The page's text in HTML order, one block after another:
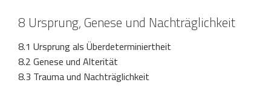
8 Ursprung, Genese und Nachträglichkeit
8.1 Ursprung als Überdeterminiertheit
8.2 Genese und Alterität
8.3 Trauma und Nachträglichkeit